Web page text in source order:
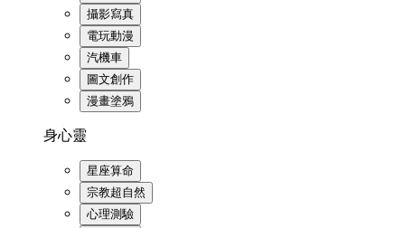
攝影寫真
電玩動漫
汽機車
圖文創作
漫畫塗鴉
身心靈
星座算命
宗教超自然
心理測驗